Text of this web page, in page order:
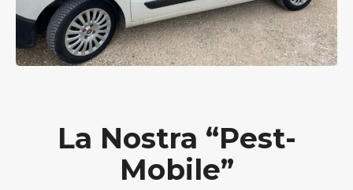
La Nostra “pest-
Mobile”